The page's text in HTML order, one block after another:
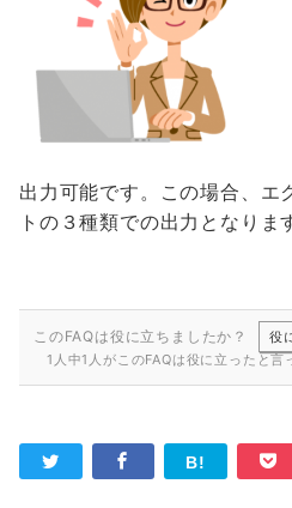
出力可能です。この場合、エ
トの３種類での出力となりま
このFAQは役に立ちましたか？ 役
1人中1人がこのFAQは役に立ったと言